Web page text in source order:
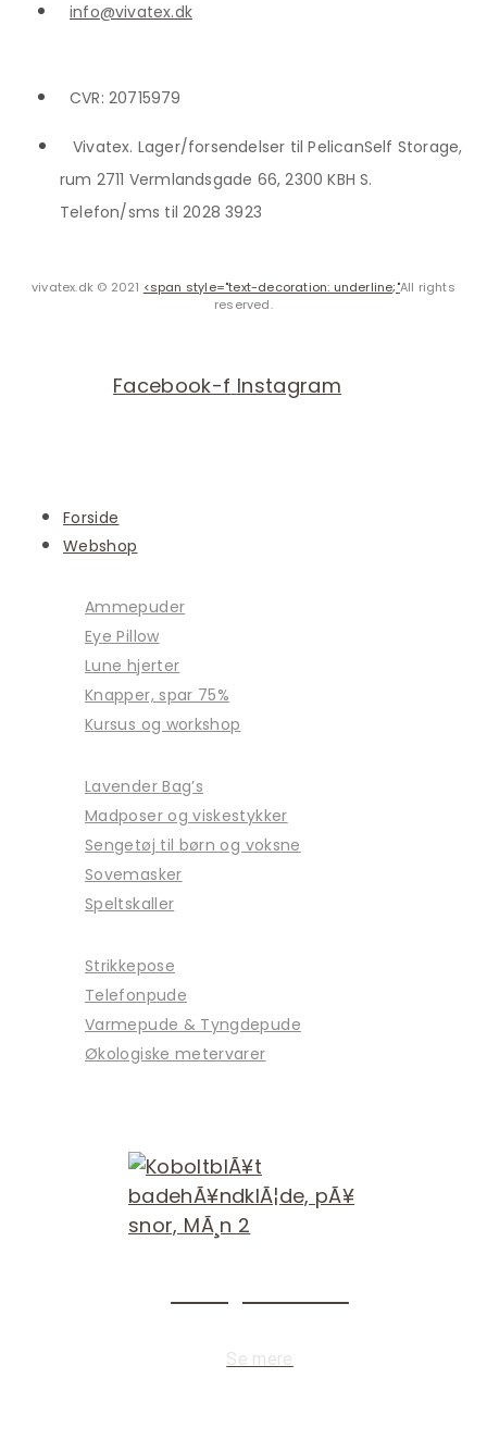
info@vivatex.dk
CVR: 20715979
Vivatex. Lager/forsendelser til PelicanSelf Storage,
rum 2711 Vermlandsgade 66, 2300 KBH S.
Telefon/sms til 2028 3923
vivatex.dk © 2021 <span style="text-decoration: underline;"All rights
reserved.
Facebook-f Instagram
Forside
Webshop
Ammepuder
Eye Pillow
Lune hjerter
Knapper, spar 75%
Kursus og workshop
Lavender Bag’s
Madposer og viskestykker
Sengetøj til børn og voksne
Sovemasker
Speltskaller
Strikkepose
Telefonpude
Varmepude & Tyngdepude
Økologiske metervarer
Se mere